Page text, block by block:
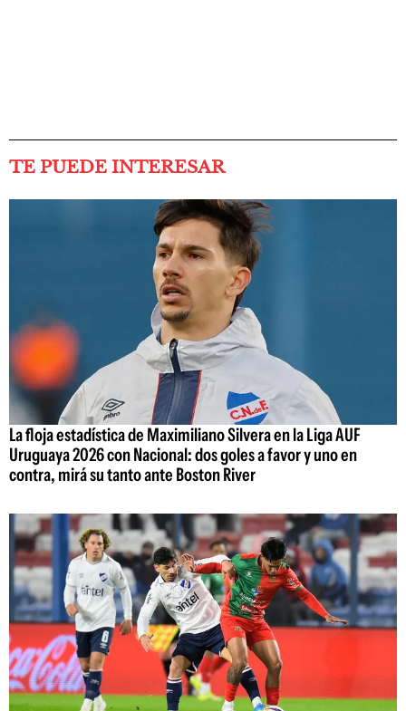
TE PUEDE INTERESAR
La floja estadística de Maximiliano Silvera en la Liga AUF
Uruguaya 2026 con Nacional: dos goles a favor y uno en
contra, mirá su tanto ante Boston River